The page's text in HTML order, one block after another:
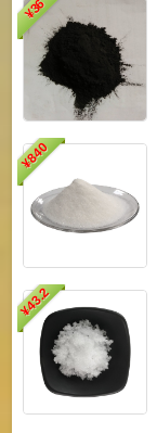
¥
36
¥
840
¥
43.2